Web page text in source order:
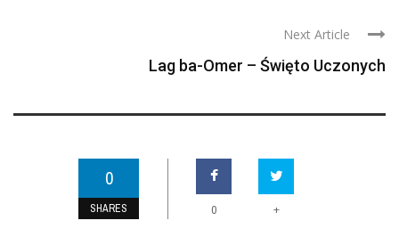
Next Article
Lag ba-Omer – Święto Uczonych
0
SHARES 0 +